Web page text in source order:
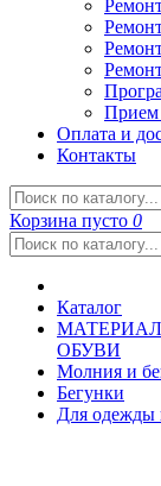
Прием
Оплата и
Контакты
Корзина пусто 0
Каталог
ОБУВИ
Молния и
Бегунки
Для одежды